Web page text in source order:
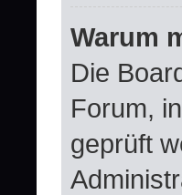
Warum
Die
Forum,
geprüft